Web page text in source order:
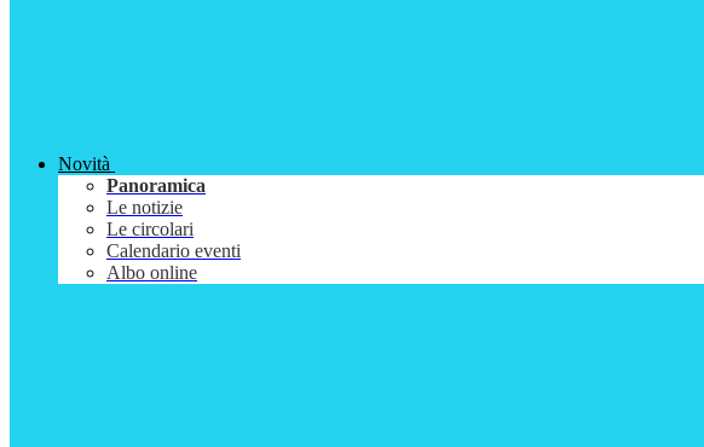
Novità
Panoramica
Le notizie
Le circolari
Calendario eventi
Albo online